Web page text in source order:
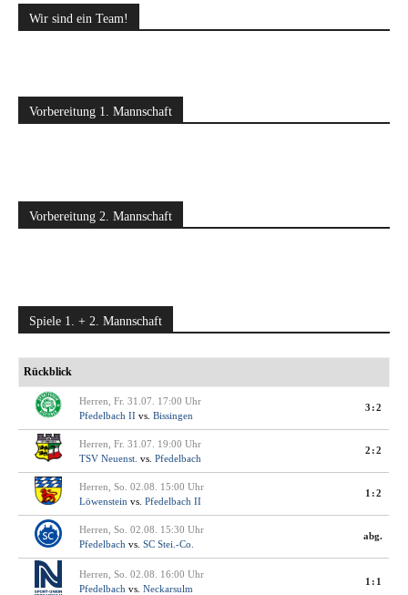
Wir sind ein Team!
Vorbereitung 1. Mannschaft
Vorbereitung 2. Mannschaft
Spiele 1. + 2. Mannschaft
Rückblick
Herren, Fr. 31.07. 17:00 Uhr
Pfedelbach II vs. Bissingen
3:2
Herren, Fr. 31.07. 19:00 Uhr
TSV Neuenst. vs. Pfedelbach
2:2
Herren, So. 02.08. 15:00 Uhr
Löwenstein vs. Pfedelbach II
1:2
Herren, So. 02.08. 15:30 Uhr
Pfedelbach vs. SC Stei.-Co.
abg.
Herren, So. 02.08. 16:00 Uhr
Pfedelbach vs. Neckarsulm
1:1